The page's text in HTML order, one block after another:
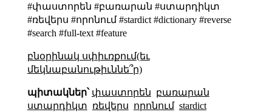
#փաստորեն #բառարան #ստարդիկտ
#ռեվերս #որոնում #stardict #dictionary #reverse
#search #full-text #feature
բնօրինակ սփիւռքում(եւ
մեկնաբանութիւննե՞ր)
պիտակներ՝ փաստորեն բառարան
ստարդիկտ ռեվերս որոնում stardict